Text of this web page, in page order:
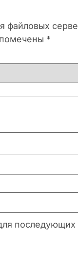
файловых
*